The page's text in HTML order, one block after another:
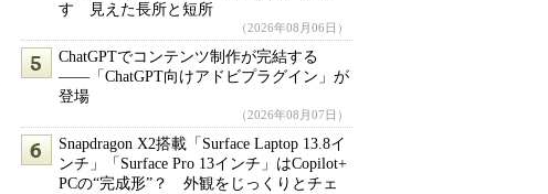
す 見えた長所と短所
（2026年08月06日）
ChatGPTでコンテンツ制作が完結する
――「ChatGPT向けアドビプラグイン」が
登場
（2026年08月07日）
Snapdragon X2搭載「Surface Laptop 13.8イ
ンチ」「Surface Pro 13インチ」はCopilot+
PCの“完成形”？ 外観をじっくりとチェ